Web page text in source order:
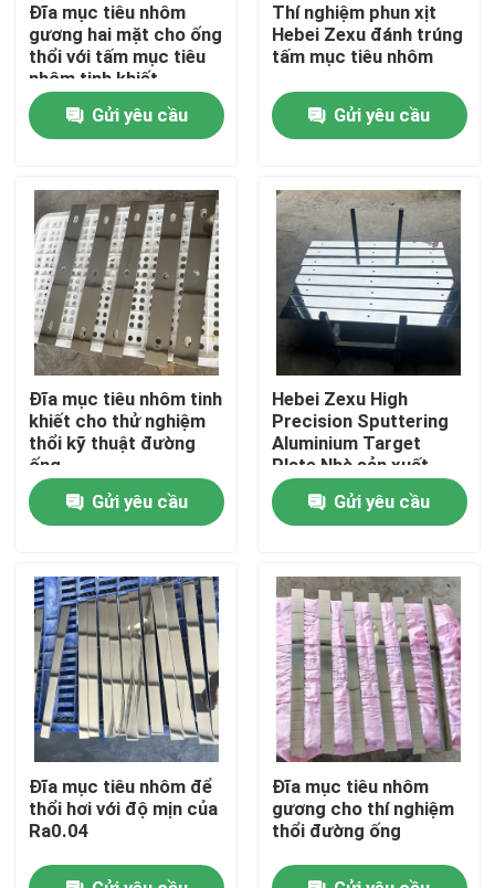
Trang chủ
Các sản phẩm
Video
Chương trình VR
Về chúng tôi
Tham quan nhà máy
Kiểm soát chất lượng
Liên hệ chúng tôi
Tin tức
Yêu cầu báo giá
Đĩa mục tiêu nhôm
gương hai mặt cho ống
thổi với tấm mục tiêu
nhôm tinh khiết
Gửi yêu cầu
Thí nghiệm phun xịt
Hebei Zexu đánh trúng
tấm mục tiêu nhôm
Gửi yêu cầu
Đĩa mục tiêu nhôm tinh
khiết cho thử nghiệm
thổi kỹ thuật đường
ống
Gửi yêu cầu
Hebei Zexu High
Precision Sputtering
Aluminium Target
Plate Nhà sản xuất
Gửi yêu cầu
Đĩa mục tiêu nhôm để
thổi hơi với độ mịn của
Ra0.04
Đĩa mục tiêu nhôm
gương cho thí nghiệm
thổi đường ống